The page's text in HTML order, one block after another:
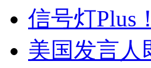
信号灯Plus
美国发言人